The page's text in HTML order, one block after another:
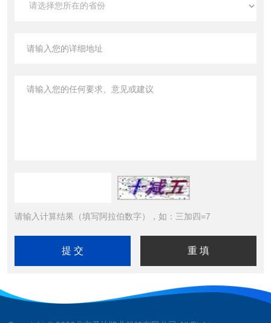
请输入计算结果（填写阿拉伯数字），如：三加四=7